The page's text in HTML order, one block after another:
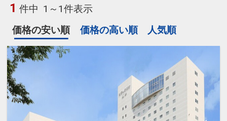
1 件中 1～1件表示
価格の安い順
価格の高い順 人気順